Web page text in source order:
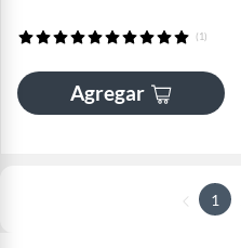
(1)
Agregar
1